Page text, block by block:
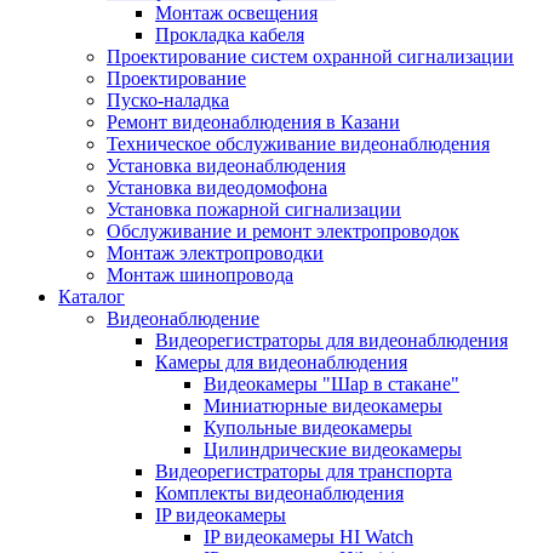
Монтаж освещения
Прокладка кабеля
Проектирование систем охранной сигнализации
Проектирование
Пуско-наладка
Ремонт видеонаблюдения в Казани
Техническое обслуживание видеонаблюдения
Установка видеонаблюдения
Установка видеодомофона
Установка пожарной сигнализации
Обслуживание и ремонт электропроводок
Монтаж электропроводки
Монтаж шинопровода
Каталог
Видеонаблюдение
Видеорегистраторы для видеонаблюдения
Камеры для видеонаблюдения
Видеокамеры "Шар в стакане"
Миниатюрные видеокамеры
Купольные видеокамеры
Цилиндрические видеокамеры
Видеорегистраторы для транспорта
Комплекты видеонаблюдения
IP видеокамеры
IP видеокамеры HI Watch